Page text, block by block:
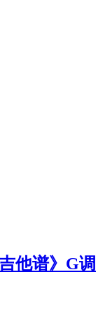
他谱》G调